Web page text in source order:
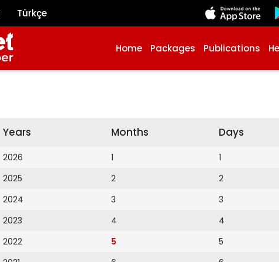
Türkçe
Home Packages Publications
Years
2026
2025
2024
2023
2022
Months
1
2
3
4
5
Days
1
2
3
4
5